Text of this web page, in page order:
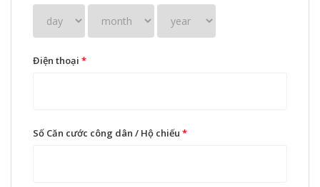
Điện thoại *
Số Căn cước công dân / Hộ chiếu *